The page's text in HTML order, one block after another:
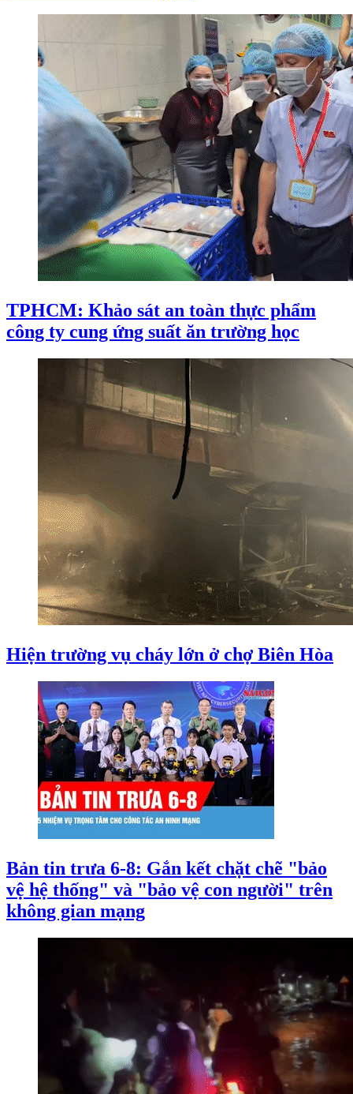
TPHCM: Khảo sát an toàn thực phẩm
công ty cung ứng suất ăn trường học
Hiện trường vụ cháy lớn ở chợ Biên Hòa
Bản tin trưa 6-8: Gắn kết chặt chẽ "bảo
vệ hệ thống" và "bảo vệ con người" trên
không gian mạng